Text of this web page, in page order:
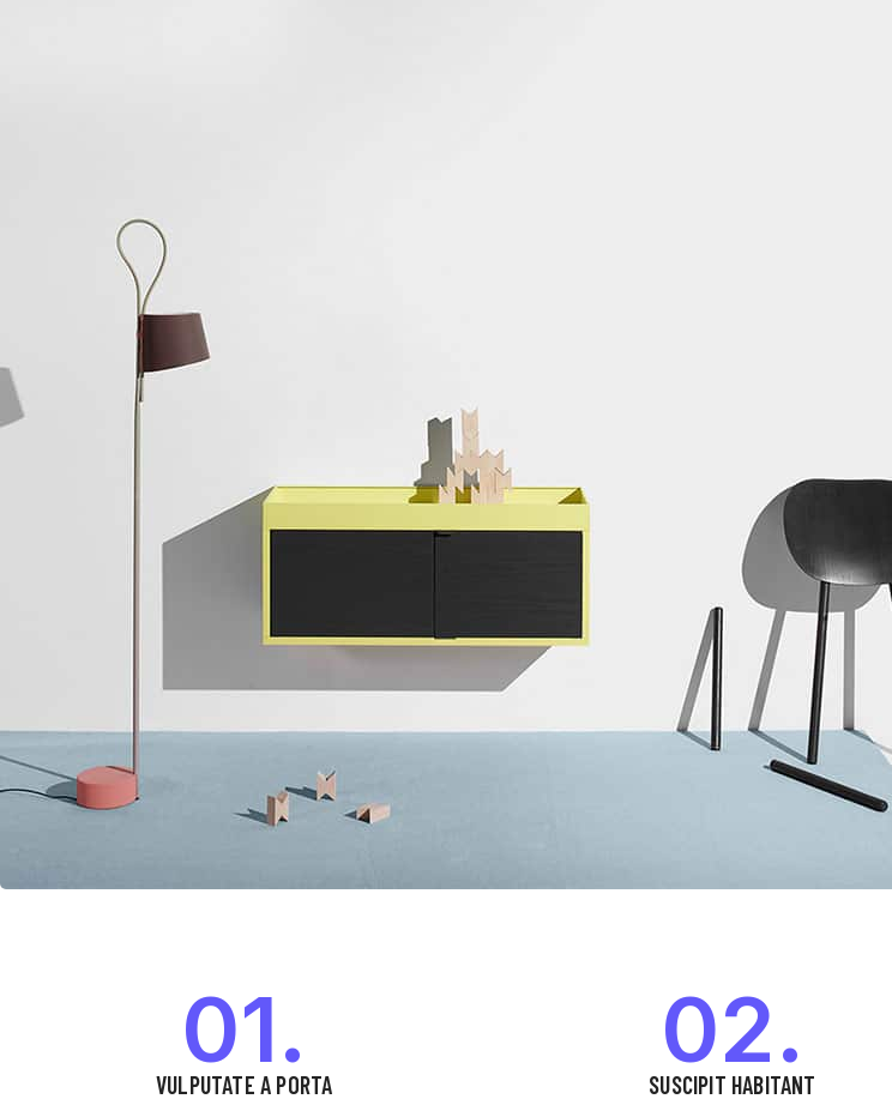
01.
VULPUTATE A PORTA
02.
SUSCIPIT HABITANT